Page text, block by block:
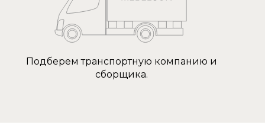
Подберем транспортную компанию и
сборщика.